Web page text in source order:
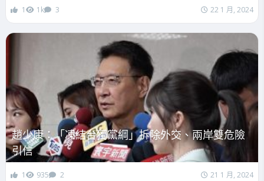
1 1k 3 22 1 月, 2024
趙少康：「凍結台獨黨綱」拆除外交、兩岸雙危險
引信
1 935 2 21 1 月, 2024